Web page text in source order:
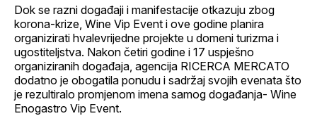
Dok se razni događaji i manifestacije otkazuju zbog
korona-krize, Wine Vip Event i ove godine planira
organizirati hvalevrijedne projekte u domeni turizma i
ugostiteljstva. Nakon četiri godine i 17 uspješno
organiziranih događaja, agencija RICERCA MERCATO
dodatno je obogatila ponudu i sadržaj svojih evenata što
je rezultiralo promjenom imena samog događanja- Wine
Enogastro Vip Event.